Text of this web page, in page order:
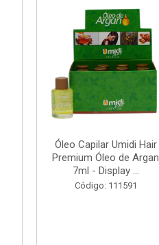
Óleo Capilar Umidi Hair
Premium Óleo de Argan
7ml - Display ...
Código: 111591